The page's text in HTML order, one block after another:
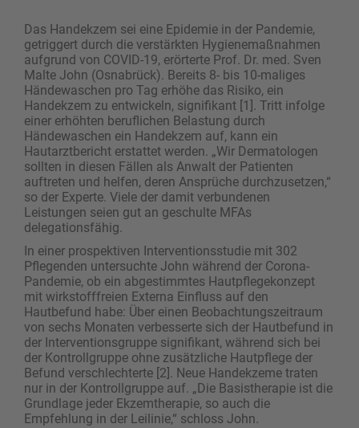
Das Handekzem sei eine Epidemie in der Pandemie,
getriggert durch die verstärkten Hygienemaßnahmen
aufgrund von COVID-19, erörterte Prof. Dr. med. Sven
Malte John (Osnabrück). Bereits 8- bis 10-maliges
Händewaschen pro Tag erhöhe das Risiko, ein
Handekzem zu entwickeln, signifikant [1]. Tritt infolge
einer erhöhten beruflichen Belastung durch
Händewaschen ein Handekzem auf, kann ein
Hautarztbericht erstattet werden. „Wir Dermatologen
sollten in diesen Fällen als Anwalt der Patienten
auftreten und helfen, deren Ansprüche durchzusetzen,“
so der Experte. Viele der damit verbundenen
Leistungen seien gut an geschulte MFAs
delegationsfähig.
In einer prospektiven Interventionsstudie mit 302
Pflegenden untersuchte John während der Corona-
Pandemie, ob ein abgestimmtes Hautpflegekonzept
mit wirkstofffreien Externa Einfluss auf den
Hautbefund habe: Über einen Beobachtungszeitraum
von sechs Monaten verbesserte sich der Hautbefund in
der Interventionsgruppe signifikant, während sich bei
der Kontrollgruppe ohne zusätzliche Hautpflege der
Befund verschlechterte [2]. Neue Handekzeme traten
nur in der Kontrollgruppe auf. „Die Basis­therapie ist die
Grundlage jeder Ekzemtherapie, so auch die
Empfehlung in der Leilinie,“ schloss John.